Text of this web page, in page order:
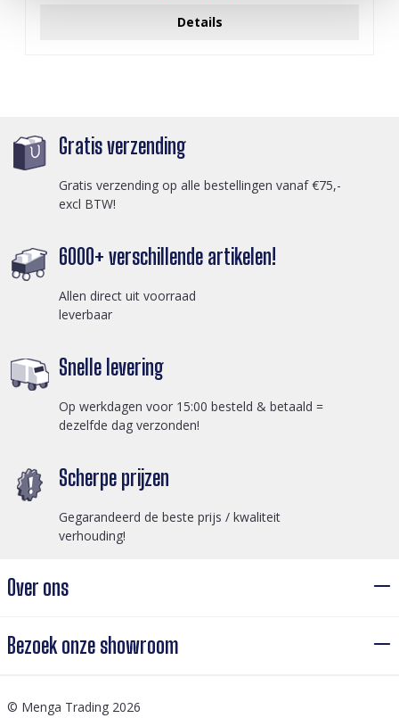
Details
Gratis verzending
Gratis verzending op alle bestellingen vanaf €75,-
excl BTW!
6000+ verschillende artikelen!
Allen direct uit voorraad
leverbaar
Snelle levering
Op werkdagen voor 15:00 besteld & betaald =
dezelfde dag verzonden!
Scherpe prijzen
Gegarandeerd de beste prijs / kwaliteit
verhouding!
Over ons
Bezoek onze showroom
© Menga Trading 2026